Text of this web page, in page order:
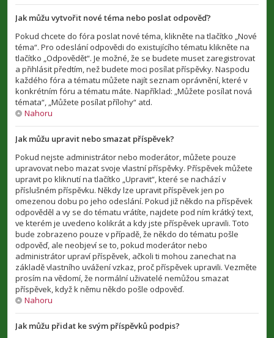
Jak můžu vytvořit nové téma nebo poslat odpověď?
Pokud chcete do fóra poslat nové téma, klikněte na tlačítko „Nové
téma“. Pro odeslání odpovědi do existujícího tématu klikněte na
tlačítko „Odpovědět“. Je možné, že se budete muset zaregistrovat
a přihlásit předtím, než budete moci posílat příspěvky. Naspodu
každého fóra a tématu můžete najít seznam oprávnění, které v
konkrétním fóru a tématu máte. Například: „Můžete posílat nová
témata“, „Můžete posílat přílohy“ atd.
Nahoru
Jak můžu upravit nebo smazat příspěvek?
Pokud nejste administrátor nebo moderátor, můžete pouze
upravovat nebo mazat svoje vlastní příspěvky. Příspěvek můžete
upravit po kliknutí na tlačítko „Upravit“, které se nachází v
příslušném příspěvku. Někdy lze upravit příspěvek jen po
omezenou dobu po jeho odeslání. Pokud již někdo na příspěvek
odpověděl a vy se do tématu vrátíte, najdete pod ním krátký text,
ve kterém je uvedeno kolikrát a kdy jste příspěvek upravili. Toto
bude zobrazeno pouze v případě, že někdo do tématu pošle
odpověď, ale neobjeví se to, pokud moderátor nebo
administrátor upraví příspěvek, ačkoli ti mohou zanechat na
základě vlastního uvážení vzkaz, proč příspěvek upravili. Vezměte
prosím na vědomí, že normální uživatelé nemůžou smazat
příspěvek, když k němu někdo pošle odpověď.
Nahoru
Jak můžu přidat ke svým příspěvků podpis?